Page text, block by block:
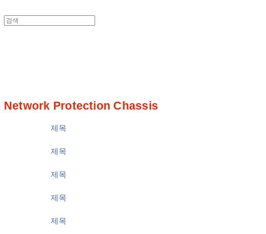
Network Protection Chassis
제목
제목
제목
제목
제목